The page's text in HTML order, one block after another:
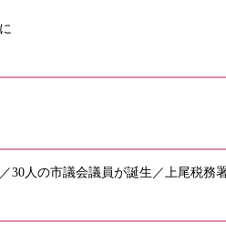
30人の市議会議員が誕生／上尾税